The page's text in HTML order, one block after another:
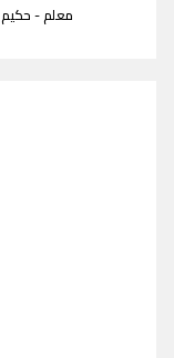
معلم - حكيم